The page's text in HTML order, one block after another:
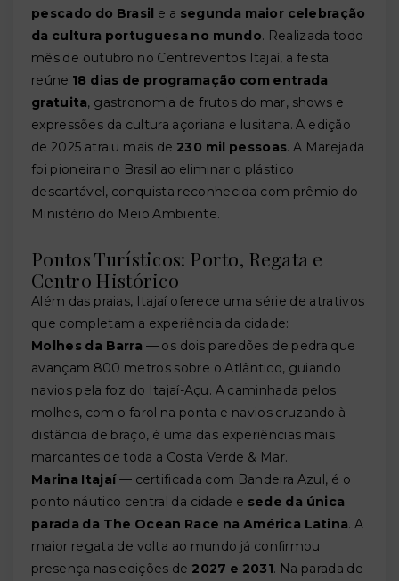
pescado do Brasil e a segunda maior celebração
da cultura portuguesa no mundo. Realizada todo
mês de outubro no Centreventos Itajaí, a festa
reúne 18 dias de programação com entrada
gratuita, gastronomia de frutos do mar, shows e
expressões da cultura açoriana e lusitana. A edição
de 2025 atraiu mais de 230 mil pessoas. A Marejada
foi pioneira no Brasil ao eliminar o plástico
descartável, conquista reconhecida com prêmio do
Ministério do Meio Ambiente.
Pontos Turísticos: Porto, Regata e
Centro Histórico
Além das praias, Itajaí oferece uma série de atrativos
que completam a experiência da cidade:
Molhes da Barra — os dois paredões de pedra que
avançam 800 metros sobre o Atlântico, guiando
navios pela foz do Itajaí-Açu. A caminhada pelos
molhes, com o farol na ponta e navios cruzando à
distância de braço, é uma das experiências mais
marcantes de toda a Costa Verde & Mar.
Marina Itajaí— certificada com Bandeira Azul, é o
ponto náutico central da cidade e sede da única
parada da The Ocean Race na América Latina. A
maior regata de volta ao mundo já confirmou
presença nas edições de 2027 e 2031. Na parada de